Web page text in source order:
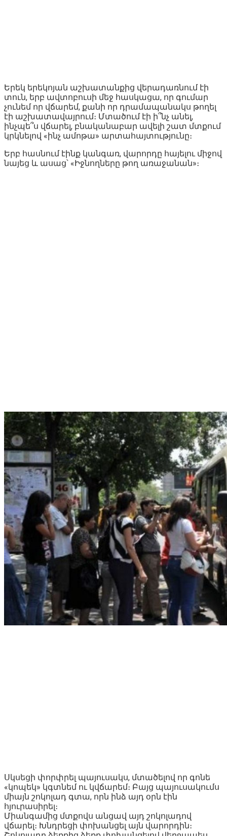
Երեկ երեկոյան աշխատանքից վերադառնում էի
տուն, երբ ավտոբուսի մեջ հասկացա, որ գումար
չունեմ որ վճարեմ, քանի որ դրամապանակս թողել
էի աշխատավայրում։ Մտածում էի ի՞նչ անել,
ինչպե՞ս վճարել, բնականաբար ավելի շատ մտքում
կրկնելով «ինչ ամոթա» արտահայտությունը։
Երբ հասնում էինք կանգառ, վարորդը հայելու միջով
նայեց և ասաց՝ «Իջնողները թող առաջանան»։
Սկսեցի փորփրել պայուսակս, մտածելով որ գոնե
«կոպեկ» կգտնեմ ու կվճարեմ։ Բայց պայուսակումս
միայն շոկոլադ գտա, որն ինձ այդ օրն էին
հյուրասիրել։
Միանգամից մտքովս անցավ այդ շոկոլադով
վճարել։ Խնդրեցի փոխանցել այն վարորդին։